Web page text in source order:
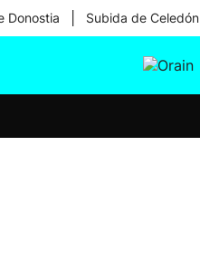
Donostia Subida de